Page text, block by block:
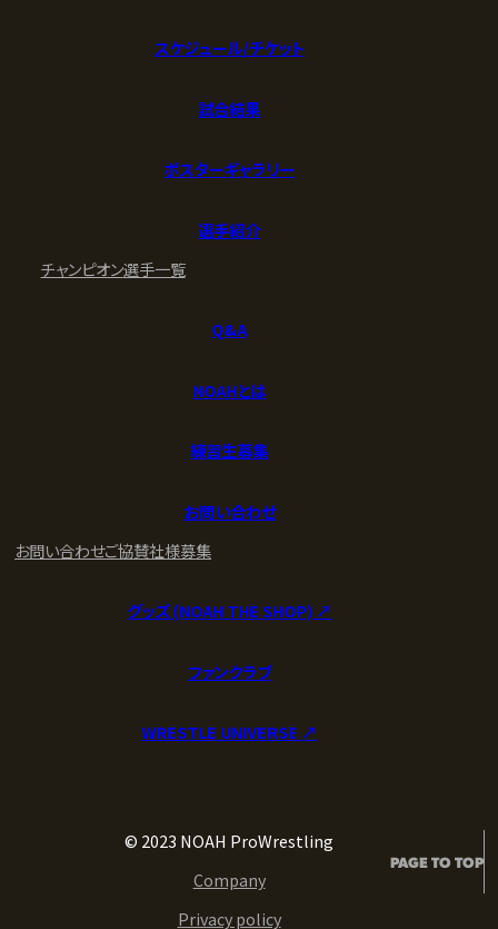
スケジュール/チケット
試合結果
ポスターギャラリー
選手紹介
チャンピオン選手一覧
Q&A
NOAHとは
練習生募集
お問い合わせ
お問い合わせご協賛社様募集
グッズ (NOAH THE SHOP) ↗︎
ファンクラブ
WRESTLE UNIVERSE ↗︎
© 2023 NOAH ProWrestling
Company
Privacy policy
PAGE TO TOP